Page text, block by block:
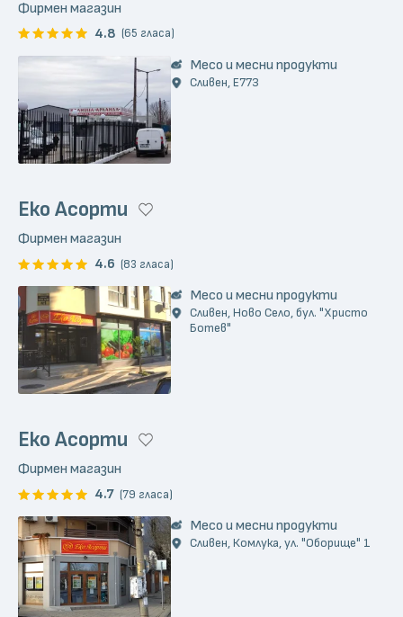
Фирмен магазин
4.8 (65 гласа)
Месо и месни продукти
Сливен, E773
Еко Асорти
Фирмен магазин
4.6 (83 гласа)
Месо и месни продукти
Сливен, Ново Село, бул. "Христо
Ботев"
Еко Асорти
Фирмен магазин
4.7 (79 гласа)
Месо и месни продукти
Сливен, Комлука, ул. "Оборище" 1